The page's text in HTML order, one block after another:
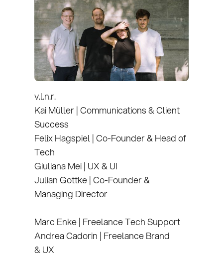
v.l.n.r.
Kai Müller | Communications & Client
Success
Felix Hagspiel | Co-Founder & Head of
Tech
Giuliana Mei | UX & UI
Julian Gottke | Co-Founder &
Managing Director
Marc Enke | Freelance Tech Support
Andrea Cadorin | Freelance Brand
& UX